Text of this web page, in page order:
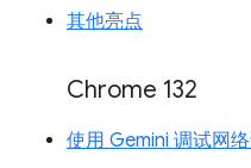
其他亮点
Chrome 132
使用 Gemini 调试网